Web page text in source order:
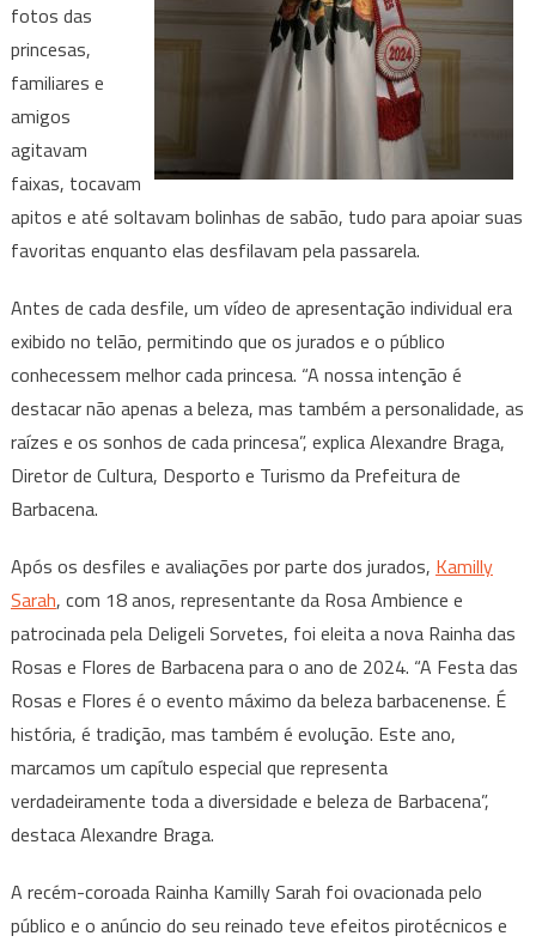
fotos das
princesas,
familiares e
amigos
agitavam
faixas, tocavam
apitos e até soltavam bolinhas de sabão, tudo para apoiar suas
favoritas enquanto elas desfilavam pela passarela.
Antes de cada desfile, um vídeo de apresentação individual era
exibido no telão, permitindo que os jurados e o público
conhecessem melhor cada princesa. “A nossa intenção é
destacar não apenas a beleza, mas também a personalidade, as
raízes e os sonhos de cada princesa”, explica Alexandre Braga,
Diretor de Cultura, Desporto e Turismo da Prefeitura de
Barbacena.
Após os desfiles e avaliações por parte dos jurados, Kamilly
Sarah, com 18 anos, representante da Rosa Ambience e
patrocinada pela Deligeli Sorvetes, foi eleita a nova Rainha das
Rosas e Flores de Barbacena para o ano de 2024. “A Festa das
Rosas e Flores é o evento máximo da beleza barbacenense. É
história, é tradição, mas também é evolução. Este ano,
marcamos um capítulo especial que representa
verdadeiramente toda a diversidade e beleza de Barbacena”,
destaca Alexandre Braga.
A recém-coroada Rainha Kamilly Sarah foi ovacionada pelo
público e o anúncio do seu reinado teve efeitos pirotécnicos e